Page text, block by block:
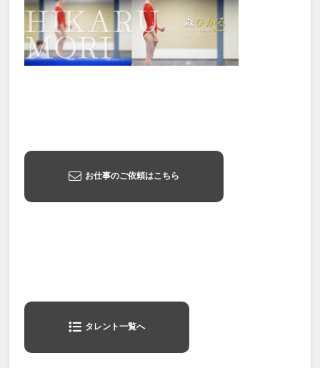
お仕事のご依頼はこちら
タレント一覧へ